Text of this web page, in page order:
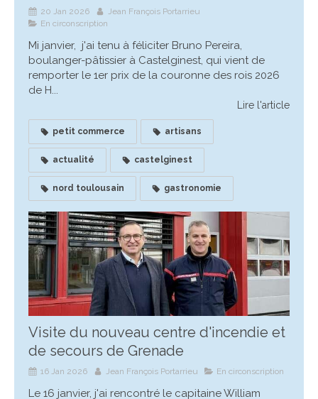
20 Jan 2026
Jean François Portarrieu
En circonscription
Mi janvier, j'ai tenu à féliciter Bruno Pereira,
boulanger-pâtissier à Castelginest, qui vient de
remporter le 1er prix de la couronne des rois 2026
de H...
Lire l'article
petit commerce artisans
actualité castelginest
nord toulousain gastronomie
Visite du nouveau centre d'incendie et
de secours de Grenade
16 Jan 2026 Jean François Portarrieu En circonscription
Le 16 janvier, j'ai rencontré le capitaine William